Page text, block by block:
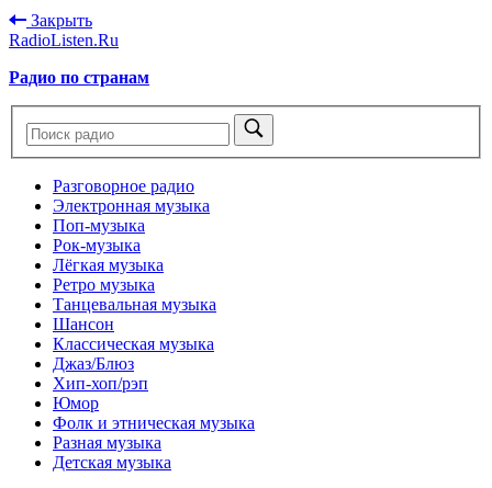
Закрыть
RadioListen.Ru
Радио по странам
Разговорное радио
Электронная музыка
Поп-музыка
Рок-музыка
Лёгкая музыка
Ретро музыка
Танцевальная музыка
Шансон
Классическая музыка
Джаз/Блюз
Хип-хоп/рэп
Юмор
Фолк и этническая музыка
Разная музыка
Детская музыка